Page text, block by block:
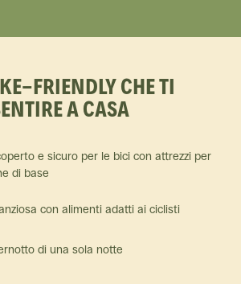
FRIENDLY CHE TI
A CASA
e sicuro per le bici con attrezzi per
di base
con alimenti adatti ai ciclisti
di una sola notte